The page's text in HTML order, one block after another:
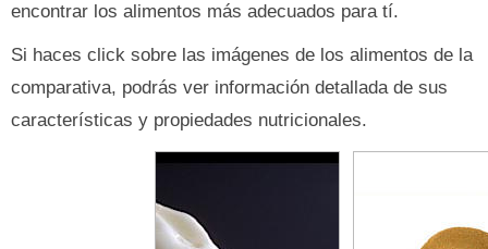
encontrar los alimentos más adecuados para tí.
Si haces click sobre las imágenes de los alimentos de la
comparativa, podrás ver información detallada de sus
características y propiedades nutricionales.